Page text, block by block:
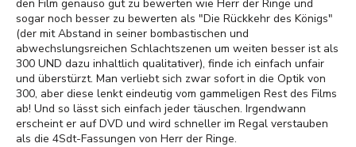
den Film genauso gut zu bewerten wie Herr der Ringe und
sogar noch besser zu bewerten als "Die Rückkehr des Königs"
(der mit Abstand in seiner bombastischen und
abwechslungsreichen Schlachtszenen um weiten besser ist als
300 UND dazu inhaltlich qualitativer), finde ich einfach unfair
und überstürzt. Man verliebt sich zwar sofort in die Optik von
300, aber diese lenkt eindeutig vom gammeligen Rest des Films
ab! Und so lässt sich einfach jeder täuschen. Irgendwann
erscheint er auf DVD und wird schneller im Regal verstauben
als die 4Sdt-Fassungen von Herr der Ringe.